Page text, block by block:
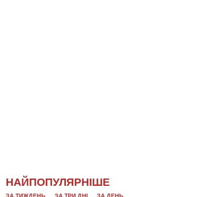
НАЙПОПУЛЯРНІШЕ